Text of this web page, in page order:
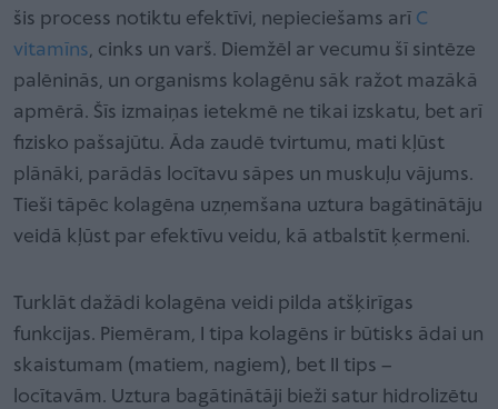
šis process notiktu efektīvi, nepieciešams arī C
vitamīns, cinks un varš. Diemžēl ar vecumu šī sintēze
palēninās, un organisms kolagēnu sāk ražot mazākā
apmērā. Šīs izmaiņas ietekmē ne tikai izskatu, bet arī
fizisko pašsajūtu. Āda zaudē tvirtumu, mati kļūst
plānāki, parādās locītavu sāpes un muskuļu vājums.
Tieši tāpēc kolagēna uzņemšana uztura bagātinātāju
veidā kļūst par efektīvu veidu, kā atbalstīt ķermeni.
Turklāt dažādi kolagēna veidi pilda atšķirīgas
funkcijas. Piemēram, I tipa kolagēns ir būtisks ādai un
skaistumam (matiem, nagiem), bet II tips –
locītavām. Uztura bagātinātāji bieži satur hidrolizētu